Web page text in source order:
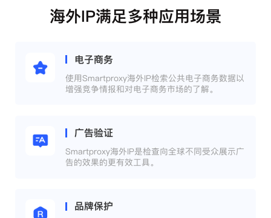
海外IP满足多种应用场景
电子商务
使用Smartproxy海外IP检索公共电子商务数据以
增强竞争情报和对电子商务市场的了解。
广告验证
Smartproxy海外IP是检查向全球不同受众展示广
告的效果的更有效工具。
品牌保护